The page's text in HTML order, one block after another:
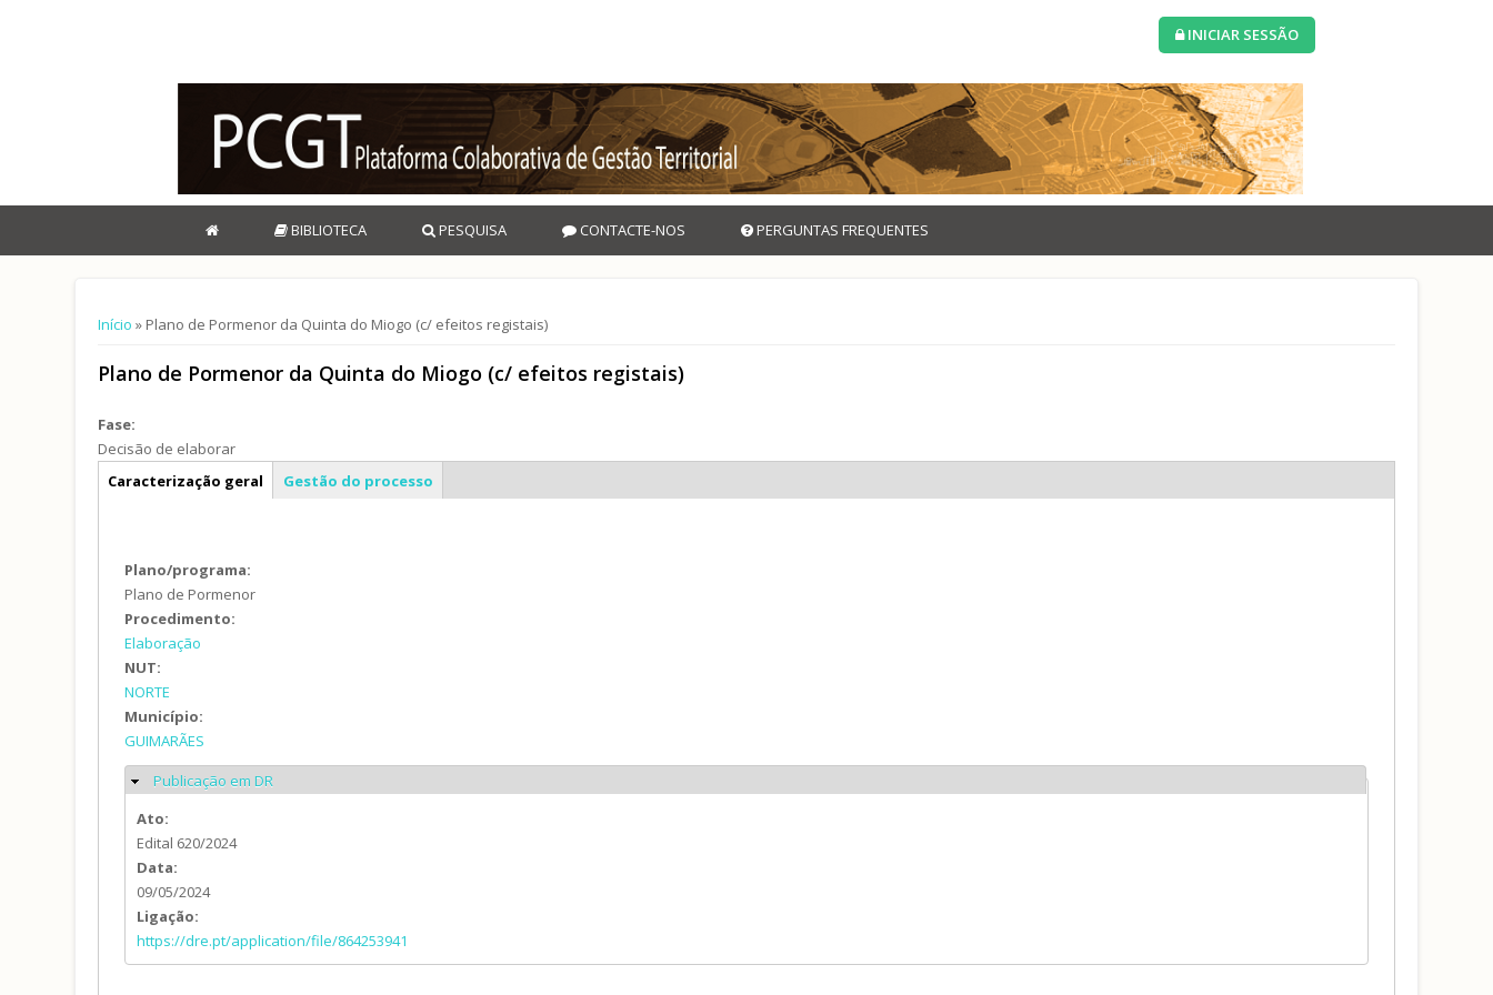
INICIAR SESSÃO
BIBLIOTECA PESQUISA CONTACTE-NOS PERGUNTAS FREQUENTES
Está aqui
Início » Plano de Pormenor da Quinta do Miogo (c/ efeitos registais)
Plano de Pormenor da Quinta do Miogo (c/ efeitos registais)
Fase:
Decisão de elaborar
Info geral
Caracterização geral Gestão do processo
Plano/programa:
Plano de Pormenor
Procedimento:
Elaboração
NUT:
NORTE
Município:
GUIMARÃES
Ocultar
Publicação em DR
Ato:
Edital 620/2024
Data:
09/05/2024
Ligação:
https://dre.pt/application/file/864253941